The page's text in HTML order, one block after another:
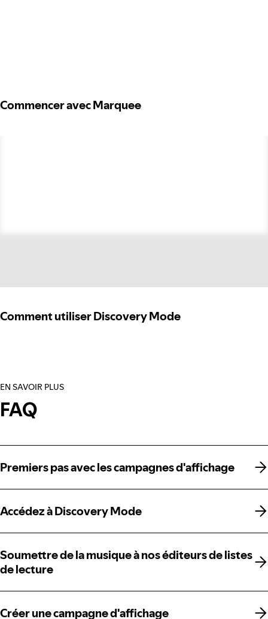
Commencer avec Marquee
Comment utiliser Discovery Mode
EN SAVOIR PLUS
FAQ
Premiers pas avec les campagnes d'affichage
Premiers pas avec les campagnes d'affichage
Accédez à Discovery Mode
Accédez à Discovery Mode
Soumettre de la musique à nos éditeurs de listes
de lecture
Soumettre de la musique à nos éditeurs de listes
de lecture
Créer une campagne d'affichage
Créer une campagne d'affichage